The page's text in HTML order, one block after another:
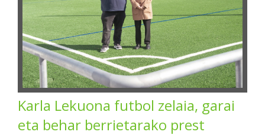
Karla Lekuona futbol zelaia, garai
eta behar berrietarako prest